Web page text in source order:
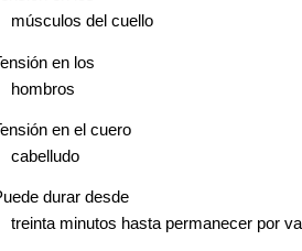
músculos del cuello
en los
hombros
en el cuero
cabelludo
durar desde
treinta minutos hasta permanecer por